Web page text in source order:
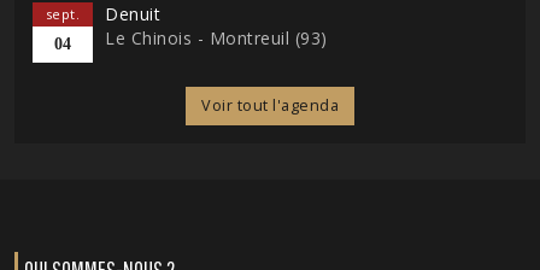
sept.
04
Denuit
Le Chinois - Montreuil (93)
Voir tout l'agenda